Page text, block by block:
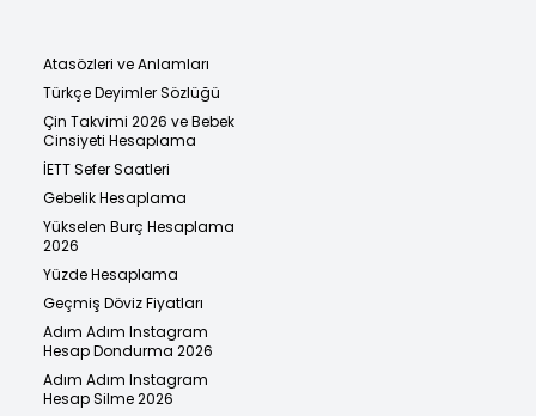
Atasözleri ve Anlamları
Türkçe Deyimler Sözlüğü
Çin Takvimi 2026 ve Bebek
Cinsiyeti Hesaplama
İETT Sefer Saatleri
Gebelik Hesaplama
Yükselen Burç Hesaplama
2026
Yüzde Hesaplama
Geçmiş Döviz Fiyatları
Adım Adım Instagram
Hesap Dondurma 2026
Adım Adım Instagram
Hesap Silme 2026